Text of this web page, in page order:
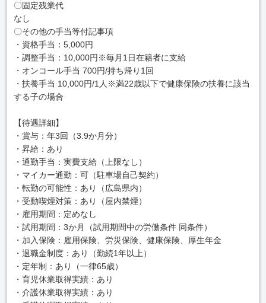
〇固定残業代
なし
〇その他の手当等付記事項
・資格手当：5,000円
・調整手当：10,000円※毎月1日在籍者に支給
・オンコール手当 700円/持ち帰り1回
・扶養手当 10,000円/1人※満22歳以下で健康保険の扶養に該当
する子の場合
【待遇詳細】
・賞与：年3回（3.9か月分）
・昇給：あり
・通勤手当：実費支給（上限なし）
・マイカー通勤：可（駐車場自己契約）
・転勤の可能性：あり（広島県内）
・受動喫煙対策：あり（屋内禁煙）
・雇用期間：定めなし
・試用期間：3か月（試用期間中の労働条件 同条件）
・加入保険：雇用保険、労災保険、健康保険、厚生年金
・退職金制度：あり（勤続1年以上）
・定年制：あり（一律65歳）
・育児休業取得実績：あり
・介護休業取得実績：あり